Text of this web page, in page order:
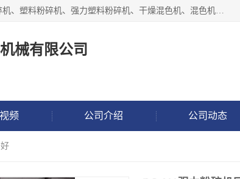
汕头经济特区震龙塑料机械有限公司专注于制造强力粉碎机、静音粉碎机、塑料粉碎机、强力塑料粉碎机、干燥混色机、混色机、冷水机、上料机等塑料辅助机械。
械有限公司
频 公司介绍 公司动态